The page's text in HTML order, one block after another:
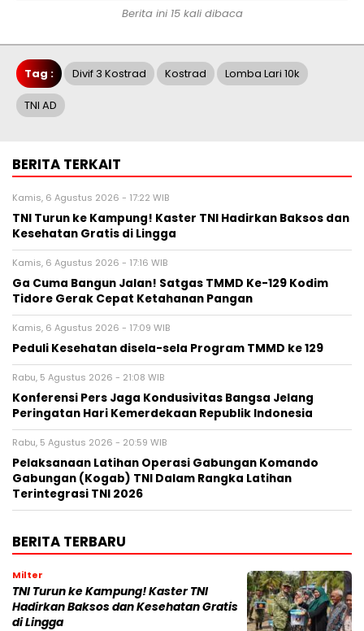
Berita ini 15 kali dibaca
Tag : Divif 3 Kostrad Kostrad Lomba Lari 10k
TNI AD
BERITA TERKAIT
Kamis, 6 Agustus 2026 - 17:22 WIB
TNI Turun ke Kampung! Kaster TNI Hadirkan Baksos dan
Kesehatan Gratis di Lingga
Kamis, 6 Agustus 2026 - 17:16 WIB
Ga Cuma Bangun Jalan! Satgas TMMD Ke-129 Kodim
Tidore Gerak Cepat Ketahanan Pangan
Kamis, 6 Agustus 2026 - 17:09 WIB
Peduli Kesehatan disela-sela Program TMMD ke 129
Rabu, 5 Agustus 2026 - 21:08 WIB
Konferensi Pers Jaga Kondusivitas Bangsa Jelang
Peringatan Hari Kemerdekaan Republik Indonesia
Rabu, 5 Agustus 2026 - 20:59 WIB
Pelaksanaan Latihan Operasi Gabungan Komando
Gabungan (Kogab) TNI Dalam Rangka Latihan
Terintegrasi TNI 2026
BERITA TERBARU
Milter
TNI Turun ke Kampung! Kaster TNI
Hadirkan Baksos dan Kesehatan Gratis
di Lingga